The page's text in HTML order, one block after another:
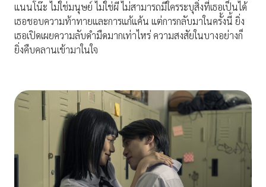
แนนโน๊ะ ไม่ใช่มนุษย์ ไม่ใช่ผี ไม่สามารถมีใครระบุสิ่งที่เธอเป็นได้
เธอชอบความท้าทายและการแก้แค้น แต่การกลับมาในครั้งนี้ ยิ่ง
เธอเปิดเผยความลับดำมืดมากเท่าไหร่ ความสงสัยในบางอย่างก็
ยิ่งคืบคลานเข้ามาในใจ